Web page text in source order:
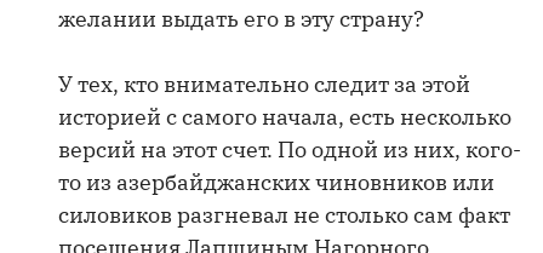
желании выдать его в эту страну?
У тех, кто внимательно следит за этой
историей с самого начала, есть несколько
версий на этот счет. По одной из них, кого-
то из азербайджанских чиновников или
силовиков разгневал не столько сам факт
посещения Лапшиным Нагорного